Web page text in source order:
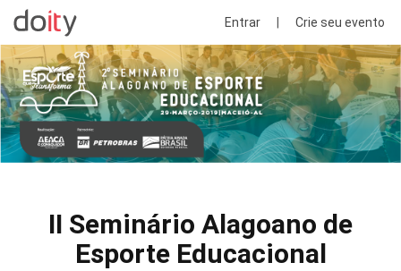
Entrar Crie seu evento
II Seminário Alagoano de
Esporte Educacional